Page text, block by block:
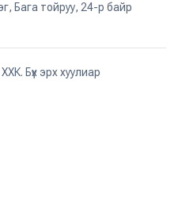
Бага тойруу, 24-р байр
Бүх эрх хуулиар